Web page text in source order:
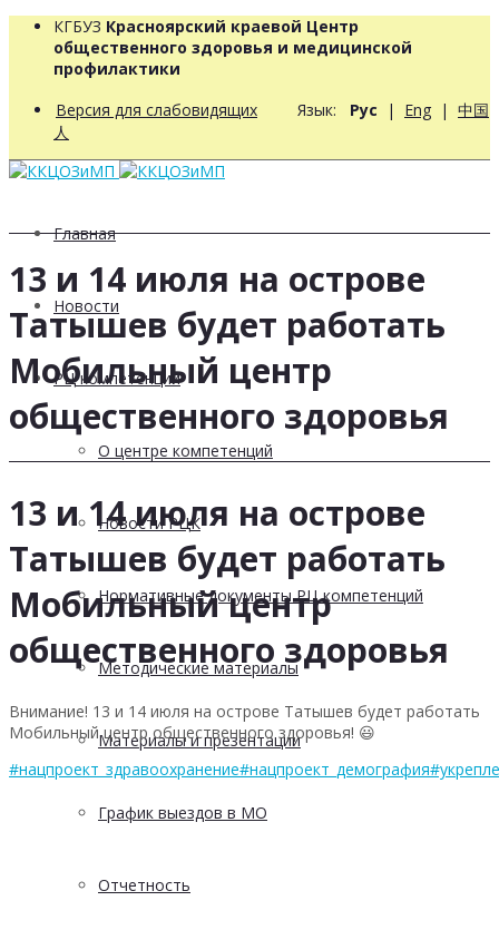
КГБУЗ Красноярский краевой Центр
общественного здоровья и медицинской
профилактики
Версия для слабовидящих Язык: Рус | Eng | 中国
人
Главная
Новости
РЦ компетенций
О центре компетенций
Новости РЦК
Нормативные документы РЦ компетенций
Методические материалы
Материалы и презентации
График выездов в МО
Отчетность
13 и 14 июля на острове
Татышев будет работать
Мобильный центр
общественного здоровья
13 и 14 июля на острове
Татышев будет работать
Мобильный центр
общественного здоровья
Внимание! 13 и 14 июля на острове Татышев будет работать
Мобильный центр общественного здоровья! 😃
#нацпроект_здравоохранение#нацпроект_демография